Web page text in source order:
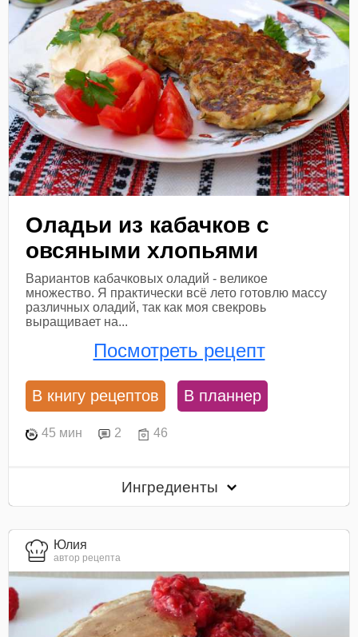
Оладьи из кабачков с
овсяными хлопьями
Вариантов кабачковых оладий - великое
множество. Я практически всё лето готовлю массу
различных оладий, так как моя свекровь
выращивает на...
Посмотреть рецепт
В книгу рецептов В планнер
45 мин 2 46
Ингредиенты
Юлия
автор рецепта